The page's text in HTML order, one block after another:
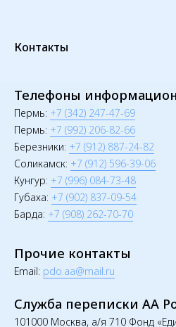
Контакты
Телефоны
Пермь: +7 (342) 247-47-69
Пермь: +7 (992) 206-82-66
Березники: +7 (912) 887-24-82
Соликамск: +7 (912) 596-39-06
Кунгур: +7 (996) 084-73-48
Губаха: +7 (902) 837-09-54
Барда: +7 (908) 262-70-70
Прочие контакты
Email: pdo.aa@mail.ru
Служба переписки АА
101000 Москва, а/я 710 Фонд